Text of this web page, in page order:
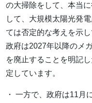
の大掃除をして、本当
して、大規模太陽光発
ては否定的な考えを示
政府は2027年以降のメ
を廃止することを明記
定しています。
・ 一方で、政府は11月